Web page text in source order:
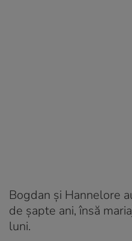
Bogdan și Hannelore
de șapte ani, însă
luni.